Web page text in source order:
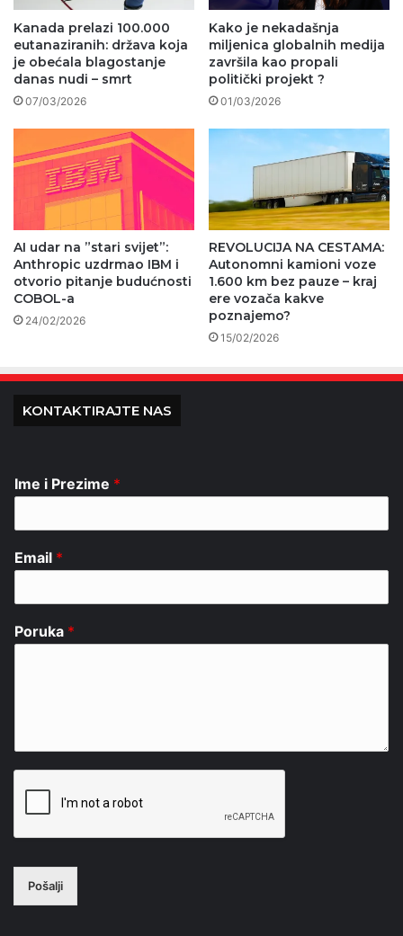
Kanada prelazi 100.000
eutanaziranih: država koja
je obećala blagostanje
danas nudi – smrt
07/03/2026
Kako je nekadašnja
miljenica globalnih medija
završila kao propali
politički projekt ?
01/03/2026
AI udar na ”stari svijet”:
Anthropic uzdrmao IBM i
otvorio pitanje budućnosti
COBOL-a
24/02/2026
REVOLUCIJA NA CESTAMA:
Autonomni kamioni voze
1.600 km bez pauze – kraj
ere vozača kakve
poznajemo?
15/02/2026
KONTAKTIRAJTE NAS
Ime i Prezime *
Email *
Poruka *
Pošalji